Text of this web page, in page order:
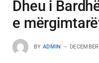
Dheu i
e
BY ADMIN